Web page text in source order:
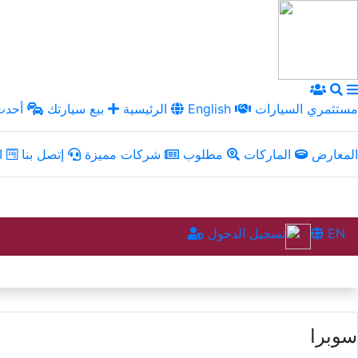
الرئيسية بيع سيارتك English مستثمري السيارات
المعارض الماركات مطلوب شركات مميزة إتصل بنا
تسجيل الدخول EN
سوبرا